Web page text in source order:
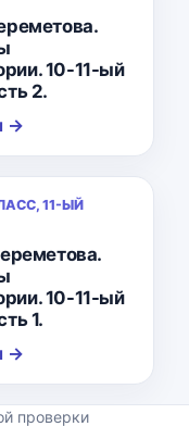
10-11-ый
2.
→
11-ЫЙ
10-11-ый
1.
→
проверки